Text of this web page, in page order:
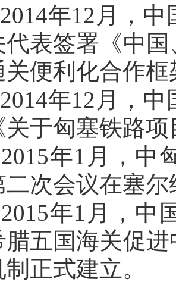
2014年12月，
代表签署《中
关便利化合作
2014年12月，
关于匈塞铁路
2015年1月，中
二次会议在塞
2015年1月，中
腊五国海关促
正式建立。